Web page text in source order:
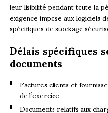
leur lisibilité pendant toute la
exigence impose aux logiciels
spécifiques de stockage
Délais spécifiques
documents
Factures clients et
de l’exercice
Documents relatifs aux